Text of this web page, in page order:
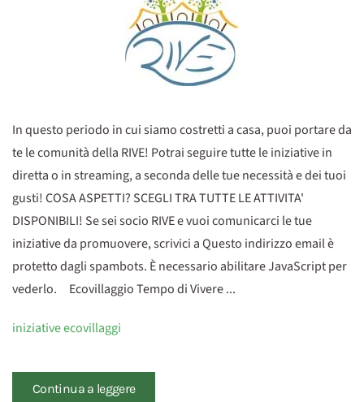
In questo periodo in cui siamo costretti a casa, puoi portare da
te le comunità della RIVE! Potrai seguire tutte le iniziative in
diretta o in streaming, a seconda delle tue necessità e dei tuoi
gusti! COSA ASPETTI? SCEGLI TRA TUTTE LE ATTIVITA'
DISPONIBILI! Se sei socio RIVE e vuoi comunicarci le tue
iniziative da promuovere, scrivici a Questo indirizzo email è
protetto dagli spambots. È necessario abilitare JavaScript per
vederlo. Ecovillaggio Tempo di Vivere ...
iniziative ecovillaggi
Continua a leggere